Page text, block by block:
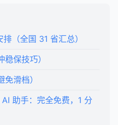
（全国 31 省汇总）
保技巧）
滑档）
助手：完全免费，1 分